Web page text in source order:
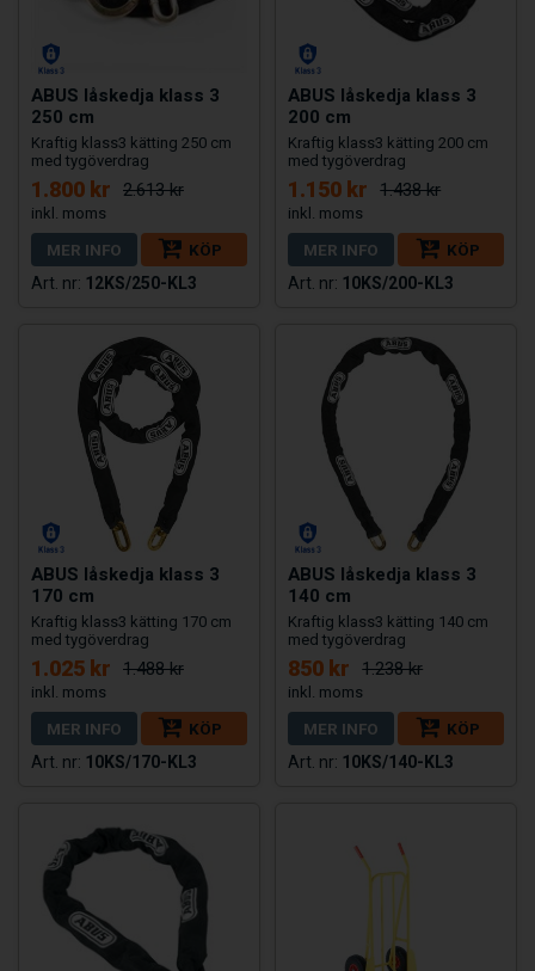
ABUS låskedja klass 3
250 cm
Kraftig klass3 kätting 250 cm
med tygöverdrag
1.800 kr 2.613 kr
MER INFO
KÖP
12KS/250-KL3
ABUS låskedja klass 3
200 cm
Kraftig klass3 kätting 200 cm
med tygöverdrag
1.150 kr 1.438 kr
MER INFO
KÖP
10KS/200-KL3
ABUS låskedja klass 3
170 cm
Kraftig klass3 kätting 170 cm
med tygöverdrag
1.025 kr 1.488 kr
MER INFO
KÖP
10KS/170-KL3
ABUS låskedja klass 3
140 cm
Kraftig klass3 kätting 140 cm
med tygöverdrag
850 kr 1.238 kr
MER INFO
KÖP
10KS/140-KL3